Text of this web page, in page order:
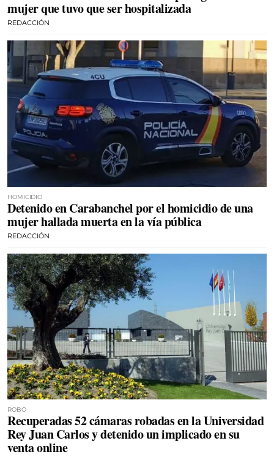
mujer que tuvo que ser hospitalizada
REDACCIÓN
HOMICIDIO
Detenido en Carabanchel por el homicidio de una
mujer hallada muerta en la vía pública
REDACCIÓN
ROBO
Recuperadas 52 cámaras robadas en la Universidad
Rey Juan Carlos y detenido un implicado en su
venta online